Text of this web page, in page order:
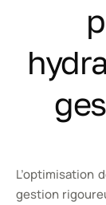
L’optimisation
gestion